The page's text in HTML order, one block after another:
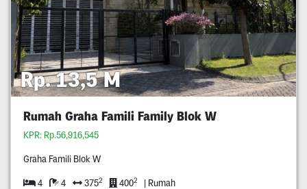
Rp. 13,5 M
Rumah Graha Famili Family Blok W
KPR: Rp.56,916,545
Graha Famili Blok W
4 4 3752 4002 | Rumah